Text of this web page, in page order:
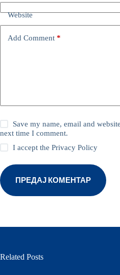
Website
Add Comment *
Save my name, email and
next time I comment.
I accept thePrivacy Policy
ПРЕДАЈ КОМЕНТАР
Related Posts